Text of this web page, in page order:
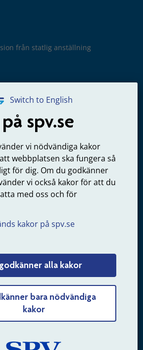
Switch to English
spv.se
vi nödvändiga kakor
webbplatsen ska fungera så
för dig. Om du godkänner
vi också kakor för att du
med oss och för
kakor på spv.se
alla kakor
bara nödvändiga
kakor
från statlig anställning
av tjänstepension från statlig
mejl till oss
fråga
oss